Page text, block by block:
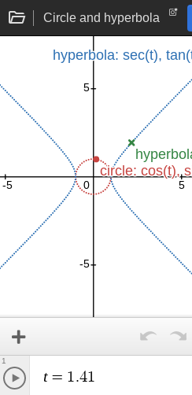
Circle and hyperbola
t = 1.41
1